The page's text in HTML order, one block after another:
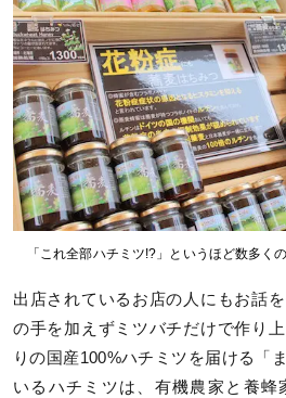
「これ全部ハチミツ!?」というほど数多く
出店されているお店の人にもお話
の手を加えずミツバチだけで作り
りの国産100%ハチミツを届ける「
いるハチミツは、有機農家と養蜂